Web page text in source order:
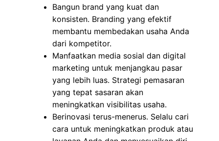
Bangun brand yang kuat dan
konsisten. Branding yang efektif
membantu membedakan usaha Anda
dari kompetitor.
Manfaatkan media sosial dan digital
marketing untuk menjangkau pasar
yang lebih luas. Strategi pemasaran
yang tepat sasaran akan
meningkatkan visibilitas usaha.
Berinovasi terus-menerus. Selalu cari
cara untuk meningkatkan produk atau